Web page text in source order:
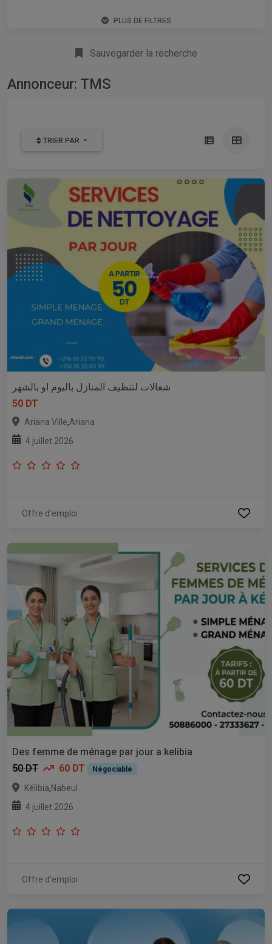
PLUS DE FILTRES
Sauvegarder la recherche
Annonceur: TMS
TRIER PAR
شغالات لتنظيف المنازل باليوم او بالشهر
50 DT
Ariana Ville,Ariana
4 juillet 2026
Offre d'emploi
Des femme de ménage par jour a kelibia
50 DT
60 DT Négociable
Kélibia,Nabeul
4 juillet 2026
Offre d'emploi